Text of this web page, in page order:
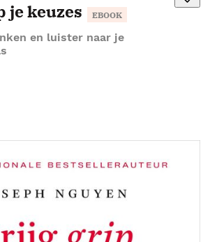
je keuzes EBOOK
en luister naar je